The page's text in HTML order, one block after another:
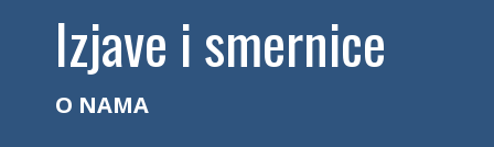
Izjave i smernice
O NAMA